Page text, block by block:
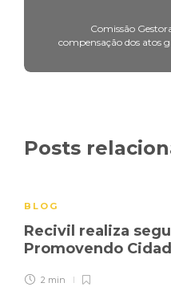
Comissão
compensação dos atos
Posts
BLOG
Recivil realiza
Promovendo
2 min